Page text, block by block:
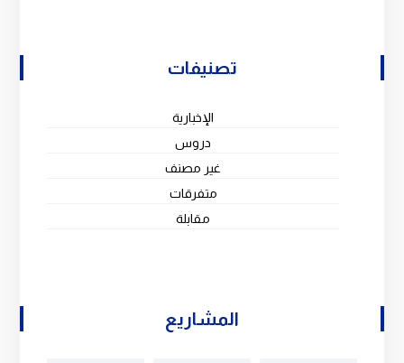
تصنيفات
الإخبارية
دروس
غير مصنف
متفرقات
مقابلة
المشاريع